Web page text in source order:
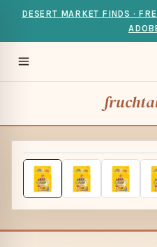
DESERT MARKET FINDS ·